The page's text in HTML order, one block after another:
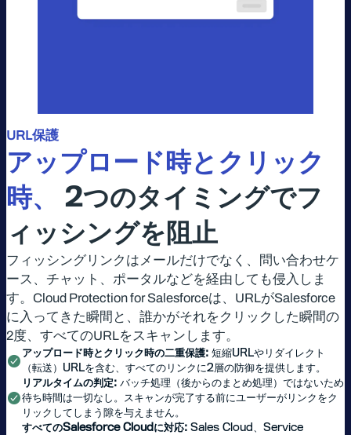
URL保護
アップロード時とクリック
時、
2つのタイミングでフ
ィッシングを阻止
フィッシングリンクはメールだけでなく、問い合わせケ
ース、チャット、ポータルなどを経由しても侵入しま
す。Cloud Protection for Salesforceは、URLがSalesforce
に入ってきた瞬間と、誰かがそれをクリックした瞬間の
2度、すべてのURLをスキャンします。
アップロード時とクリック時の二重保護: 短縮URLやリダイレクト
（転送）URLを含む、すべてのリンクに2層の防御を提供します。
リアルタイムの判定: バッチ処理（後からのまとめ処理）ではないため
待ち時間は一切なし。スキャンが完了する前にユーザーがリンクをク
リックしてしまう隙を与えません。
すべてのSalesforce Cloudに対応: Sales Cloud、Service